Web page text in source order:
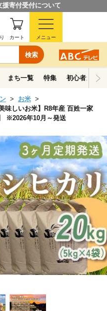
寄付受付について
検索
カート メニュー
まち一覧 特集 初心者ガイド
お米
味しいお米】R8年産 百姓一家
※2026年10月～発送